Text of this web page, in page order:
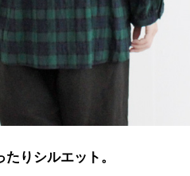
りシルエット。